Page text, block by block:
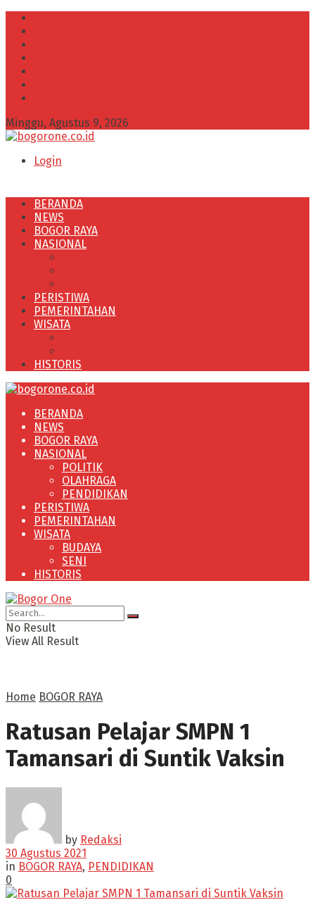
Minggu, Agustus 9, 2026
Login
BERANDA
NEWS
BOGOR RAYA
NASIONAL
PERISTIWA
PEMERINTAHAN
WISATA
HISTORIS
BERANDA
NEWS
BOGOR RAYA
NASIONAL
POLITIK
OLAHRAGA
PENDIDIKAN
PERISTIWA
PEMERINTAHAN
WISATA
BUDAYA
SENI
HISTORIS
No Result
View All Result
Home BOGOR RAYA
Ratusan Pelajar SMPN 1
Tamansari di Suntik Vaksin
by Redaksi
30 Agustus 2021
in BOGOR RAYA, PENDIDIKAN
0